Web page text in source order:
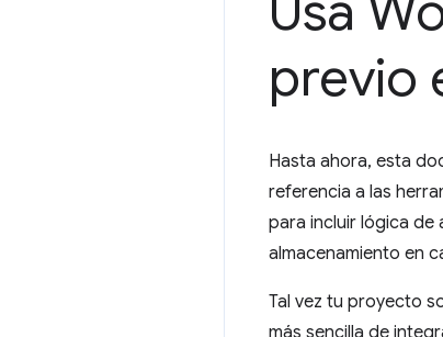
previo
Hasta ahora, esta
referencia a las
para incluir lógica de
almacenamiento en
Tal vez tu proyecto
más sencilla de